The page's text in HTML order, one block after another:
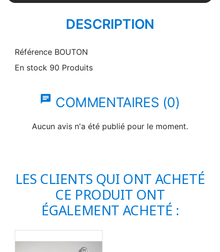
DESCRIPTION
Référence BOUTON
En stock 90 Produits
chat COMMENTAIRES (0)
Aucun avis n'a été publié pour le moment.
LES CLIENTS QUI ONT ACHETÉ
CE PRODUIT ONT
ÉGALEMENT ACHETÉ :